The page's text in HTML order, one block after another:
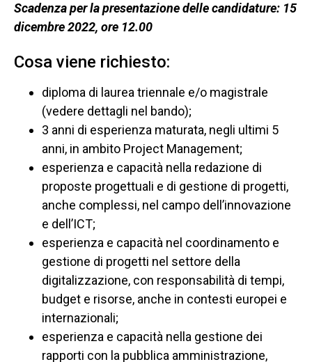
Scadenza per la presentazione delle candidature: 15
dicembre 2022, ore 12.00
Cosa viene richiesto:
diploma di laurea triennale e/o magistrale
(vedere dettagli nel bando);
3 anni di esperienza maturata, negli ultimi 5
anni, in ambito Project Management;
esperienza e capacità nella redazione di
proposte progettuali e di gestione di progetti,
anche complessi, nel campo dell’innovazione
e dell’ICT;
esperienza e capacità nel coordinamento e
gestione di progetti nel settore della
digitalizzazione, con responsabilità di tempi,
budget e risorse, anche in contesti europei e
internazionali;
esperienza e capacità nella gestione dei
rapporti con la pubblica amministrazione,